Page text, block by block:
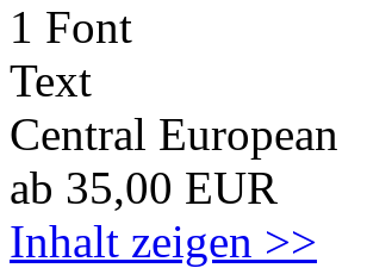
1 Font
Text
Central European
ab 35,00 EUR
Inhalt zeigen >>